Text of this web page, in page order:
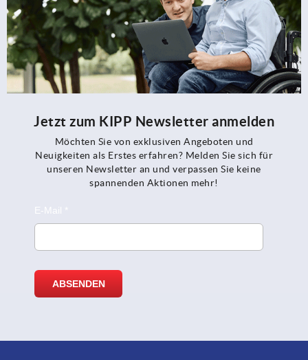
Jetzt zum KIPP Newsletter anmelden
Möchten Sie von exklusiven Angeboten und
Neuigkeiten als Erstes erfahren? Melden Sie sich für
unseren Newsletter an und verpassen Sie keine
spannenden Aktionen mehr!